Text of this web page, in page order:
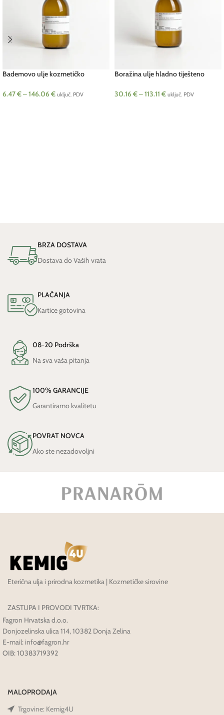
Bademovo ulje kozmetičko
6.47€–146.06€ uključ. PDV
Boražina ulje hladno tiješteno
30.16€–113.11 € uključ. PDV
BRZA DOSTAVA
Dostava do Vaših vrata
PLAĆANJA
Kartice gotovina
08-20 Podrška
Na sva vaša pitanja
100% GARANCIJE
Garantiramo kvalitetu
POVRAT NOVCA
Ako ste nezadovoljni
Eterična ulja i prirodna kozmetika | Kozmetičke sirovine
ZASTUPA I PROVODI TVRTKA:
Fagron Hrvatska d.o.o.
Donjozelinska ulica 114, 10382 Donja Zelina
E-mail: info@fagron.hr
OIB: 10383719392
MALOPRODAJA
Trgovine: Kemig4U